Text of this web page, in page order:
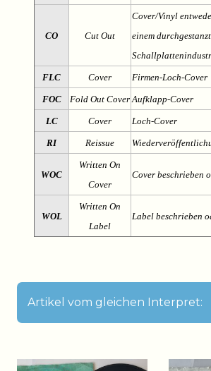
CO Cut Out
Cover/Vinyl
einem
FLC Cover Firmen-Loch-Cover
FOC Fold Out Cover Aufklapp-Cover
LC Cover Loch-Cover
RI Reissue
WOC
Written On
Cover
Cover beschrieben
WOL
Written On
Label
Label beschrieben
Artikel vom gleichen Interpret: